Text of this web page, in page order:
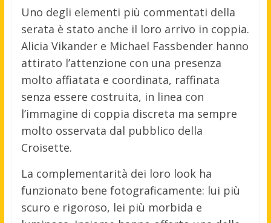
Uno degli elementi più commentati della
serata è stato anche il loro arrivo in coppia.
Alicia Vikander e Michael Fassbender hanno
attirato l’attenzione con una presenza
molto affiatata e coordinata, raffinata
senza essere costruita, in linea con
l’immagine di coppia discreta ma sempre
molto osservata dal pubblico della
Croisette.
La complementarità dei loro look ha
funzionato bene fotograficamente: lui più
scuro e rigoroso, lei più morbida e